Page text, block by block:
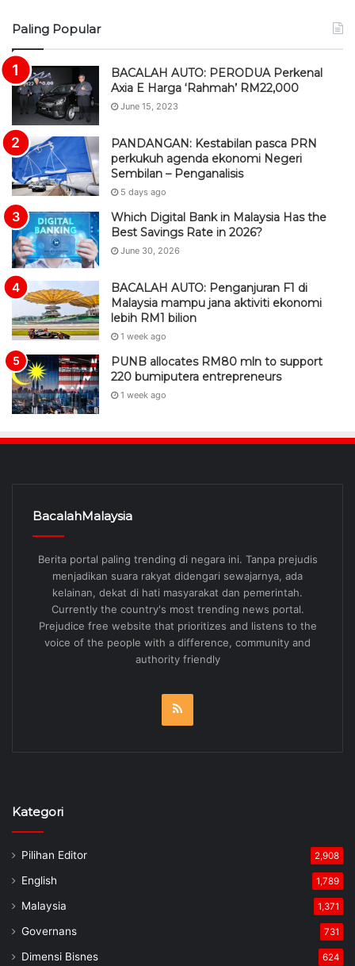
Paling Popular
BACALAH AUTO: PERODUA Perkenal
Axia E Harga ‘Rahmah’ RM22,000
June 15, 2023
PANDANGAN: Kestabilan pasca PRN
perkukuh agenda ekonomi Negeri
Sembilan – Penganalisis
5 days ago
Which Digital Bank in Malaysia Has the
Best Savings Rate in 2026?
June 30, 2026
BACALAH AUTO: Penganjuran F1 di
Malaysia mampu jana aktiviti ekonomi
lebih RM1 bilion
1 week ago
PUNB allocates RM80 mln to support
220 bumiputera entrepreneurs
1 week ago
BacalahMalaysia
Berita portal paling trending di negara ini. Tanpa prejudis
menjadikan suara rakyat didengari sewajarnya, ada
kelainan, dekat di hati masyarakat dan pemerintah.
Currently the country's most trending news portal.
Prejudice free website that prioritizes and listens to the
voice of the people with a difference, community and
authority friendly
Kategori
Pilihan Editor 2,908
English 1,789
Malaysia 1,371
Governans 731
Dimensi Bisnes 624